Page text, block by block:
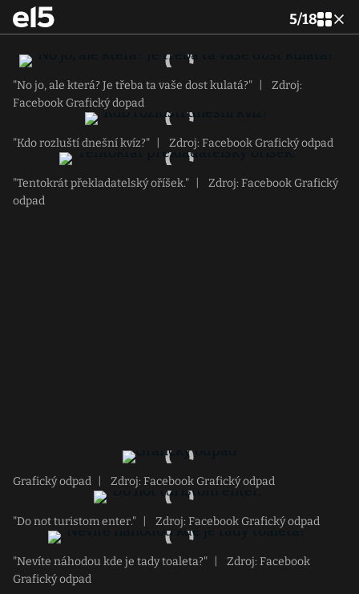
5/18
"No jo, ale která? Je třeba ta vaše dost kulatá?"
Zdroj:
Facebook Grafický dopad
"Kdo rozluští dnešní kvíz?" Zdroj: Facebook Grafický odpad
"Tentokrát překladatelský oříšek."
Zdroj: Facebook Grafický
odpad
Grafický odpad Zdroj: Facebook Grafický odpad
"Do not turistom enter." Zdroj: Facebook Grafický odpad
"Nevíte náhodou kde je tady toaleta?"
Zdroj: Facebook
Grafický odpad